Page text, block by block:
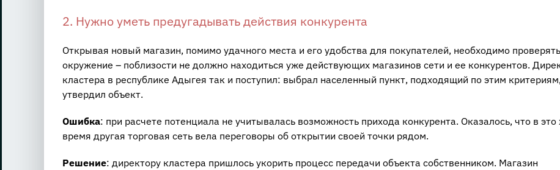
2. Нужно уметь предугадывать действия конкурента
Открывая новый магазин, помимо удачного места и его удобства для покупателей, необходимо проверять
окружение – поблизости не должно находиться уже действующих магазинов сети и ее конкурентов.
кластера в республике Адыгея так и поступил: выбрал населенный пункт, подходящий по этим
утвердил объект.
Ошибка: при расчете потенциала не учитывалась возможность прихода конкурента. Оказалось, что в это
время другая торговая сеть вела переговоры об открытии своей точки рядом.
Решение: директору кластера пришлось укорить процесс передачи объекта собственником. Магазин